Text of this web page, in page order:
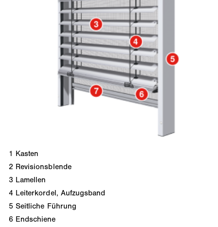
1 Kasten
2 Revisionsblende
3 Lamellen
4 Leiterkordel, Aufzugsband
5 Seitliche Führung
6 Endschiene